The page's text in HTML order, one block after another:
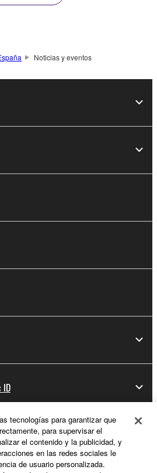
Noticias y eventos
ID
tecnologías para garantizar que
para supervisar el
el contenido y la publicidad, y
en las redes sociales le
de usuario personalizada.